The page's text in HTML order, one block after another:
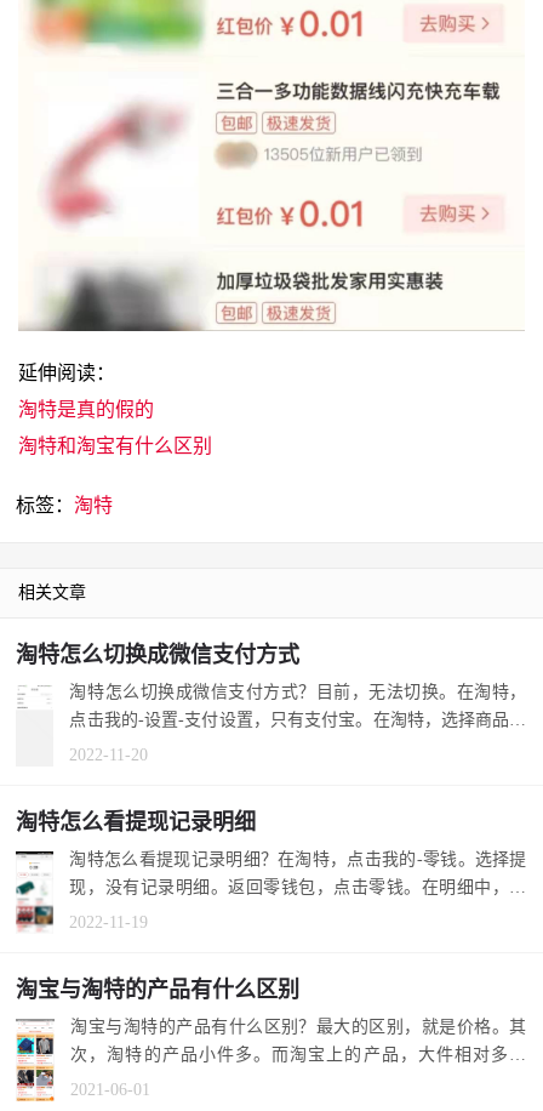
延伸阅读：
淘特是真的假的
淘特和淘宝有什么区别
标签：淘特
相关文章
淘特怎么切换成微信支付方式
淘特怎么切换成微信支付方式？目前，无法切换。在淘特，
点击我的-设置-支付设置，只有支付宝。在淘特，选择商品购
买，也只有...
2022-11-20
淘特怎么看提现记录明细
淘特怎么看提现记录明细？在淘特，点击我的-零钱。选择提
现，没有记录明细。返回零钱包，点击零钱。在明细中，可
以查看提现记...
2022-11-19
淘宝与淘特的产品有什么区别
淘宝与淘特的产品有什么区别？最大的区别，就是价格。其
次，淘特的产品小件多。而淘宝上的产品，大件相对多一
些。 1.淘宝与淘...
2021-06-01